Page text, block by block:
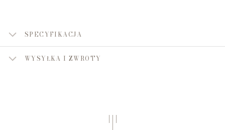
SPECYFIKACJA
WYSYŁKA I ZWROTY